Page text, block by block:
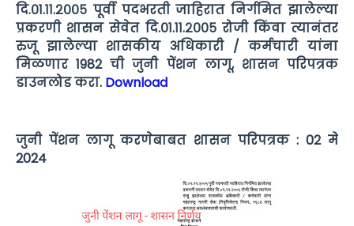
दि.०१.११.२००५ पूर्वी पदभरती जाहिरात निर्गमित झालेल्या
प्रकरणी शासन सेवेत दि.०१.११.२००५ रोजी किंवा त्यानंतर
रुजू झालेल्या शासकीय अधिकारी / कर्मचारी यांना
मिळणार 1982 ची जुनी पेंशन लागू, शासन परिपत्रक
डाउनलोड करा. Download
जुनी पेंशन लागू करणेबाबत शासन परिपत्रक : 02 मे
2024